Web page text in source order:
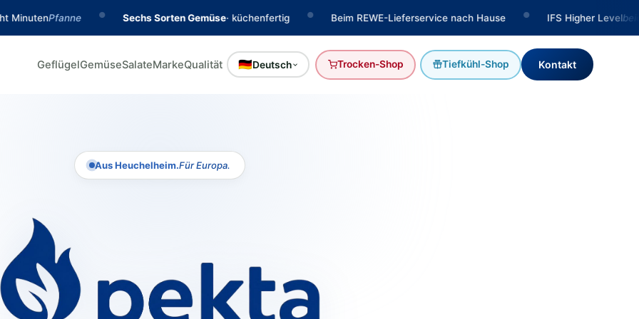
● Sechs Sorten Gemüse· küchenfertig ● Beim REWE-Lieferservice nach Hause ● IFS Higher Level beidseitig ● ●
GeflügelGemüseSalateMarkeQualität 🇩🇪Deutsch Trocken-Shop Tiefkühl-Shop Kontakt
Aus Heuchelheim.Für Europa.